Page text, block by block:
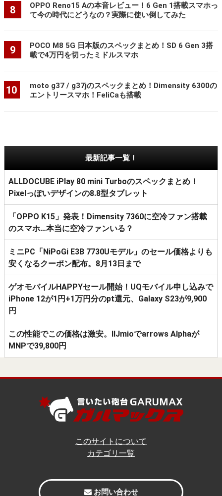
8
OPPO Reno15 Aの本音レビュー！6 Gen 1搭載スマホっ
て今の時代にどうなの？実際に使い倒してみた
9
POCO M8 5G 日本版のスペックまとめ！SD 6 Gen 3搭
載で4万円を切ったミドルスマホ
10
moto g37 / g37jのスペックまとめ！Dimensity 6300の
エントリースマホ！FeliCaも搭載
最新記事一覧！
ALLDOCUBE iPlay 80 mini Turboのスペックまとめ！
Pixelっぽいデザインの8.8型タブレット
「OPPO K15」発表！Dimensity 7360に空冷ファン搭載
のスマホ…本当に空冷ファンいる？
ミニPC「NiPoGi E3B 7730Uモデル」のセール価格よりも
安くなるクーポン配布。8月13日まで
ゲオモバイルHAPPYセール開始！UQモバイル申し込みで
iPhone 12が1円+1万円分のpt還元、Galaxy S23が9,900
円
この性能でこの価格は激安。IIJmioでarrows Alphaが
MNPで39,800円
このサイトについて
カテゴリ一覧
お問い合わせ